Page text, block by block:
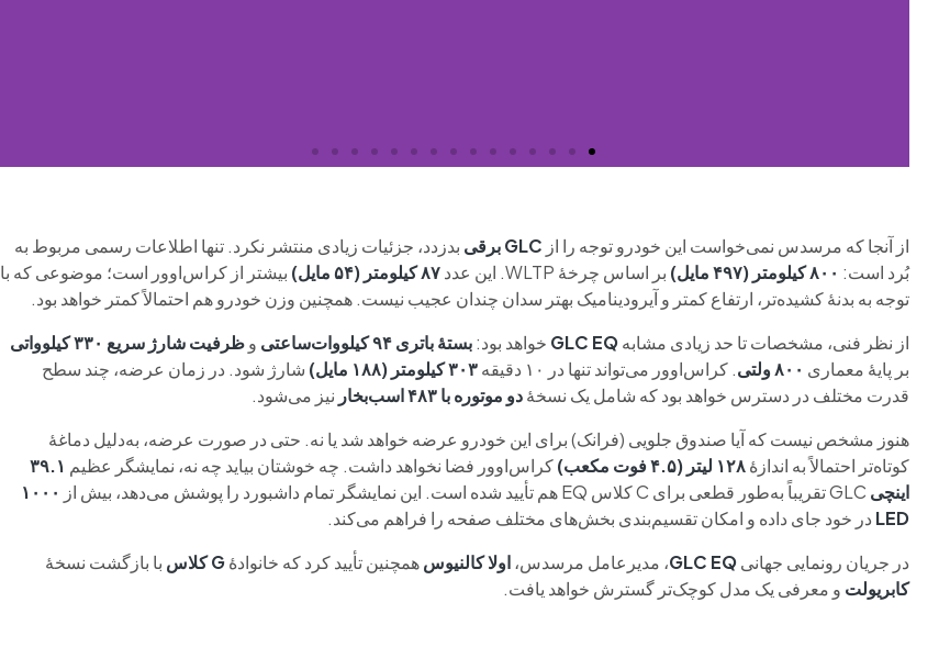
از آنجا که مرسدس نمی‌خواست این خودرو توجه را از GLC برقی
بدزدد، جزئیات زیادی منتشر نکرد. تنها اطلاعات رسمی مربوط به
بُرد است: ۸۰۰ کیلومتر (۴۹۷ مایل) بر اساس چرخهٔ WLTP. این عدد ۸۷ کیلومتر (۵۴ مایل)
بیشتر از کراس‌اوور است؛ موضوعی که با
توجه به بدنهٔ کشیده‌تر، ارتفاع کمتر و آیرودینامیک بهتر سدان چندان عجیب نیست. همچنین وزن خودرو هم احتمالاً کمتر خواهد بود.
از نظر فنی، مشخصات تا حد زیادی مشابهGLC EQ خواهد بود:بستهٔ باتری ۹۴ کیلووات‌ساعتی وظرفیت شارژ سریع ۳۳۰ کیلوواتی
بر پایهٔ معماری ۸۰۰ ولتی . کراس‌اوور می‌تواند تنها در ۱۰ دقیقه ۳۰۳ کیلومتر (۱۸۸ مایل)
شارژ شود. در زمان عرضه، چند سطح
قدرت مختلف در دسترس خواهد بود که شامل یک نسخهٔدو موتوره با ۴۸۳ اسب‌بخار
نیز می‌شود.
هنوز مشخص نیست که آیا صندوق جلویی (فرانک) برای این خودرو عرضه خواهد شد یا نه. حتی در صورت عرضه، به‌دلیل دماغهٔ
کوتاه‌تر احتمالاً به اندازهٔ۱۲۸ لیتر (۴.۵ فوت مکعب) کراس‌اوور فضا نخواهد داشت. چه خوشتان بیاید چه نه، نمایشگر عظیم ۳۹.۱
اینچی
۱۰۰۰
LED در خود جای داده و امکان تقسیم‌بندی بخش‌های مختلف صفحه را فراهم می‌کند.
در جریان رونمایی جهانیGLC EQ، مدیرعامل مرسدس،اولا کالنیوسهمچنین تأیید کرد که خانوادهٔG کلاس
با بازگشت نسخهٔ
کابریولت و معرفی یک مدل کوچک‌تر گسترش خواهد یافت.